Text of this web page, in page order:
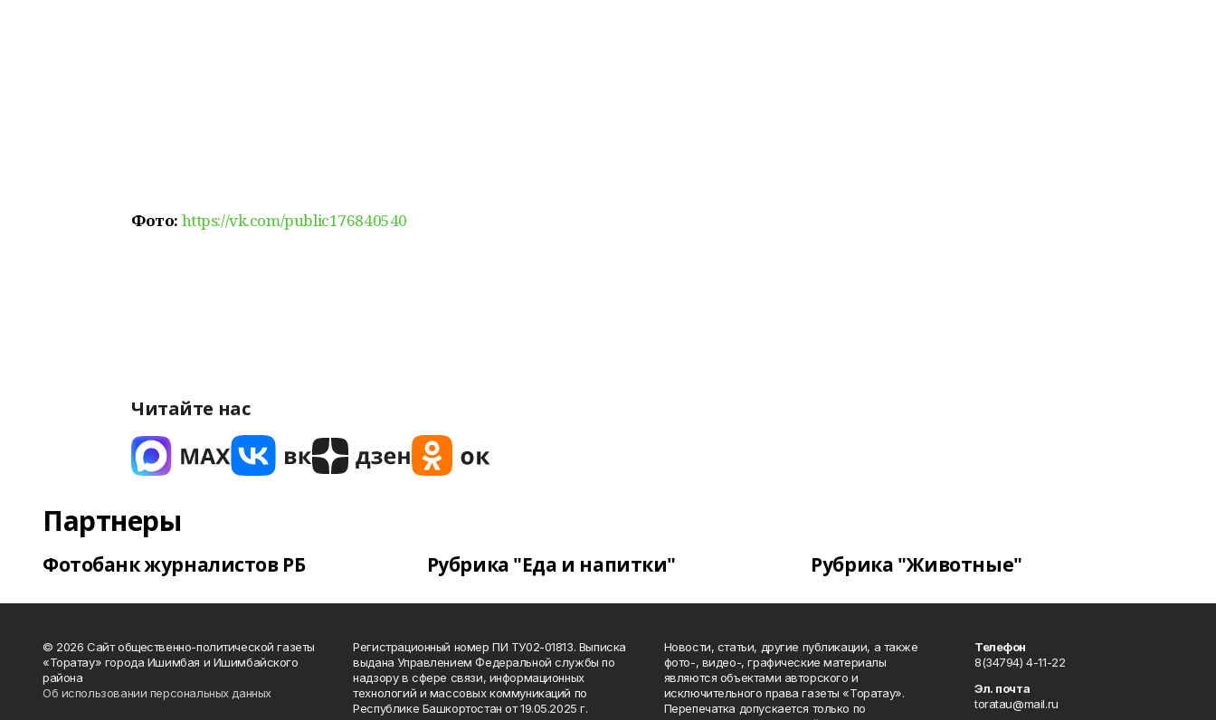
Фото: https://vk.com/public176840540
Читайте нас
Партнеры
Фотобанк журналистов РБ Рубрика "Еда и напитки" Рубрика "Животные"
© 2026 Сайт общественно-политической газеты
«Торатау» города Ишимбая и Ишимбайского
района
Об использовании персональных данных
Регистрационный номер ПИ ТУ02-01813. Выписка
выдана Управлением Федеральной службы по
надзору в сфере связи, информационных
технологий и массовых коммуникаций по
Республике Башкортостан от 19.05.2025 г.
Новости, статьи, другие публикации, а также
фото-, видео-, графические материалы
являются объектами авторского и
исключительного права газеты «Торатау».
Перепечатка допускается только по
Телефон
8(34794) 4-11-22
Эл. почта
toratau@mail.ru